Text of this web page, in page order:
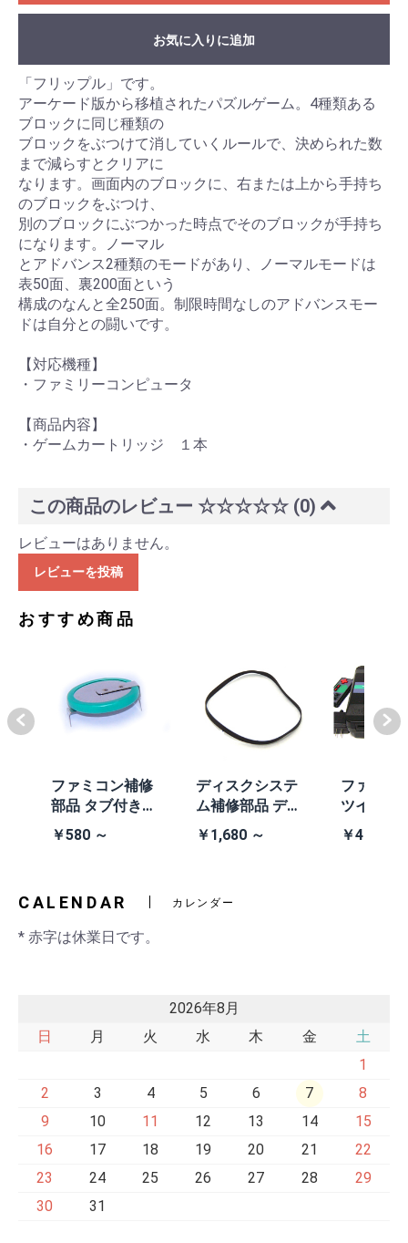
お気に入りに追加
「フリップル」です。
アーケード版から移植されたパズルゲーム。4種類ある
ブロックに同じ種類の
ブロックをぶつけて消していくルールで、決められた数
まで減らすとクリアに
なります。画面内のブロックに、右または上から手持ち
のブロックをぶつけ、
別のブロックにぶつかった時点でそのブロックが手持ち
になります。ノーマル
とアドバンス2種類のモードがあり、ノーマルモードは
表50面、裏200面という
構成のなんと全250面。制限時間なしのアドバンスモー
ドは自分との闘いです。
【対応機種】
・ファミリーコンピュータ
【商品内容】
・ゲームカートリッジ １本
この商品のレビュー ☆☆☆☆☆ (0)
レビューはありません。
レビューを投稿
おすすめ商品
ファミコン補修
部品 タブ付きコ
イン電池(CR203
2)
￥580 ～
ディスクシステ
ム補修部品 ディ
スクシステム用
交換ベルト
￥1,680 ～
ファミコ
ツインフ
ン本体
黒・連射
￥41,980
CALENDAR カレンダー
* 赤字は休業日です。
2026年8月
日
月 火 水 木 金
土
1
2
3 4 5 6 7
8
9
10 11 12 13 14
15
16
17 18 19 20 21
22
23
24 25 26 27 28
29
30
31